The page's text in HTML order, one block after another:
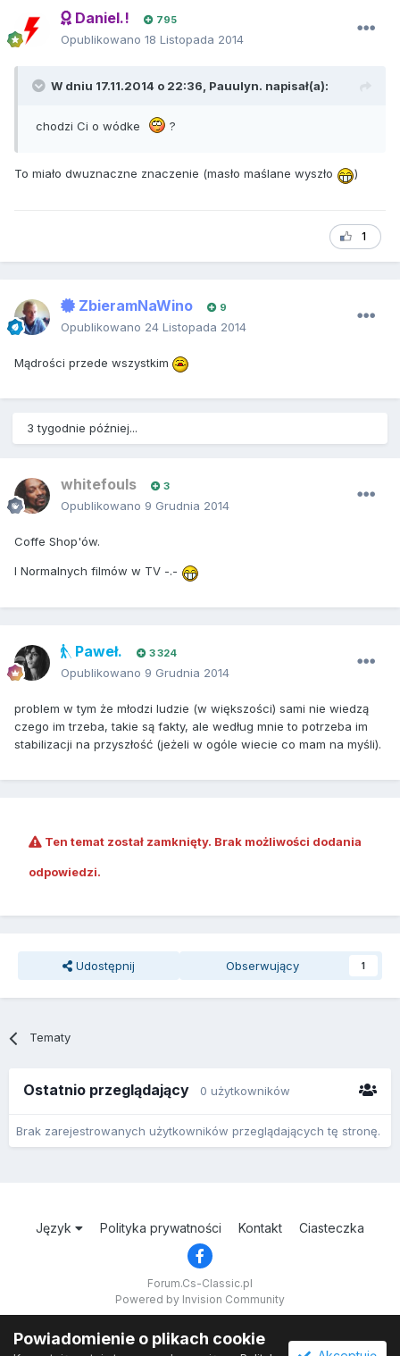
Daniel.! 795
Opublikowano 18 Listopada 2014
W dniu 17.11.2014 o 22:36, Pauulyn. napisał(a):
chodzi Ci o wódke ?
To miało dwuznaczne znaczenie (masło maślane wyszło )
1
ZbieramNaWino 9
Opublikowano 24 Listopada 2014
Mądrości przede wszystkim
3 tygodnie później...
whitefouls 3
Opublikowano 9 Grudnia 2014
Coffe Shop'ów.
I Normalnych filmów w TV -.-
Paweł. 3 324
Opublikowano 9 Grudnia 2014
problem w tym że młodzi ludzie (w większości) sami nie wiedzą
czego im trzeba, takie są fakty, ale według mnie to potrzeba im
stabilizacji na przyszłość (jeżeli w ogóle wiecie co mam na myśli).
Ten temat został zamknięty. Brak możliwości dodania
odpowiedzi.
Udostępnij Obserwujący 1
Tematy
Ostatnio przeglądający 0 użytkowników
Brak zarejestrowanych użytkowników przeglądających tę stronę.
Język Polityka prywatności Kontakt Ciasteczka
Forum.Cs-Classic.pl
Powered by Invision Community
Powiadomienie o plikach cookie